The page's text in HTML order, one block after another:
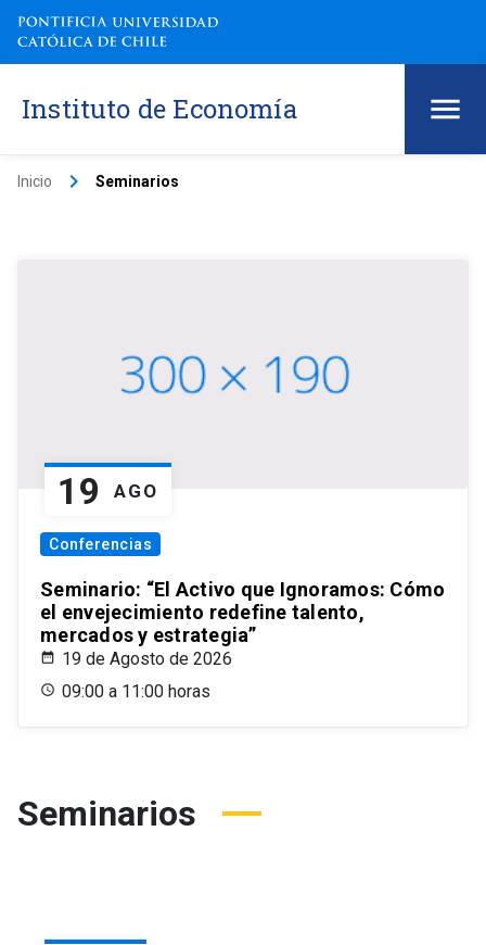
Instituto de Economía
Inicio keyboard_arrow_right Seminarios
19 AGO
Conferencias
Seminario: “El Activo que Ignoramos: Cómo
el envejecimiento redefine talento,
mercados y estrategia”
19 de Agosto de 2026
09:00 a 11:00 horas
Seminarios